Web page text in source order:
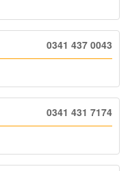
0341 437 0043
0341 431 7174